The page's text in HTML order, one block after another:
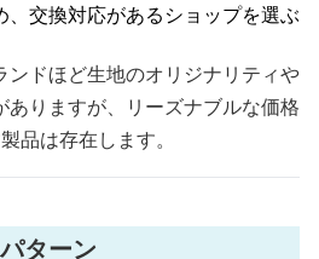
、交換対応があるショップを選ぶ
ンドほど生地のオリジナリティや
りますが、リーズナブルな価格
品は存在します。
ターン